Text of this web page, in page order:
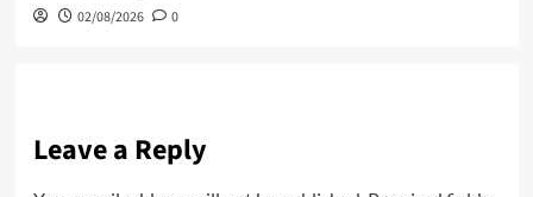
02/08/2026 0
Leave a Reply